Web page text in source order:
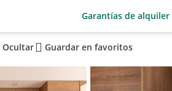
Garantías de alquiler
Ocultar Guardar en favoritos